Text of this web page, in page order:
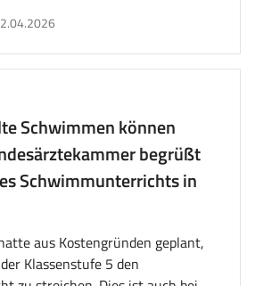
Schwimmen können
begrüßt
Schwimmunterrichts in
aus Kostengründen geplant,
Klassenstufe 5 den